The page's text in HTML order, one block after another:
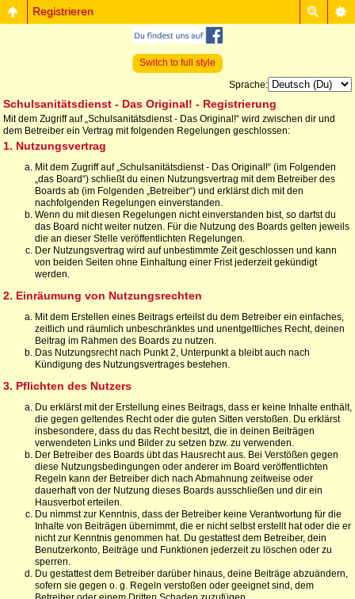
Registrieren
Switch to full style
Sprache:
Schulsanitätsdienst - Das Original! - Registrierung
Mit dem Zugriff auf „Schulsanitätsdienst - Das Original!“ wird zwischen dir und
dem Betreiber ein Vertrag mit folgenden Regelungen geschlossen:
1. Nutzungsvertrag
Mit dem Zugriff auf „Schulsanitätsdienst - Das Original!“ (im Folgenden
„das Board“) schließt du einen Nutzungsvertrag mit dem Betreiber des
Boards ab (im Folgenden „Betreiber“) und erklärst dich mit den
nachfolgenden Regelungen einverstanden.
Wenn du mit diesen Regelungen nicht einverstanden bist, so darfst du
das Board nicht weiter nutzen. Für die Nutzung des Boards gelten jeweils
die an dieser Stelle veröffentlichten Regelungen.
Der Nutzungsvertrag wird auf unbestimmte Zeit geschlossen und kann
von beiden Seiten ohne Einhaltung einer Frist jederzeit gekündigt
werden.
2. Einräumung von Nutzungsrechten
Mit dem Erstellen eines Beitrags erteilst du dem Betreiber ein einfaches,
zeitlich und räumlich unbeschränktes und unentgeltliches Recht, deinen
Beitrag im Rahmen des Boards zu nutzen.
Das Nutzungsrecht nach Punkt 2, Unterpunkt a bleibt auch nach
Kündigung des Nutzungsvertrages bestehen.
3. Pflichten des Nutzers
Du erklärst mit der Erstellung eines Beitrags, dass er keine Inhalte enthält,
die gegen geltendes Recht oder die guten Sitten verstoßen. Du erklärst
insbesondere, dass du das Recht besitzt, die in deinen Beiträgen
verwendeten Links und Bilder zu setzen bzw. zu verwenden.
Der Betreiber des Boards übt das Hausrecht aus. Bei Verstößen gegen
diese Nutzungsbedingungen oder anderer im Board veröffentlichten
Regeln kann der Betreiber dich nach Abmahnung zeitweise oder
dauerhaft von der Nutzung dieses Boards ausschließen und dir ein
Hausverbot erteilen.
Du nimmst zur Kenntnis, dass der Betreiber keine Verantwortung für die
Inhalte von Beiträgen übernimmt, die er nicht selbst erstellt hat oder die er
nicht zur Kenntnis genommen hat. Du gestattest dem Betreiber, dein
Benutzerkonto, Beiträge und Funktionen jederzeit zu löschen oder zu
sperren.
Du gestattest dem Betreiber darüber hinaus, deine Beiträge abzuändern,
sofern sie gegen o. g. Regeln verstoßen oder geeignet sind, dem